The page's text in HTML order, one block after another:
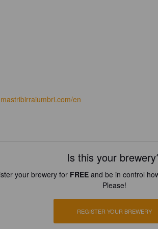
en
Is this your
your brewery for FREEand be in control
Please!
REGISTER YOUR BREWERY